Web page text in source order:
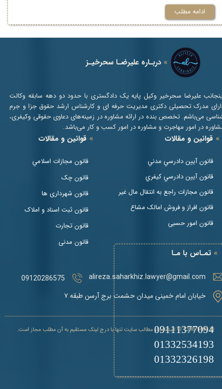
ادامه مطلب
alireza.saharkhiz.lawyer@gmail.com
خیابان امام خمینی میدان حشمت برج آرسن طبقه ۷
09120286575
» تمـاس با مـا
09111377094
01332534193
01332326198
» دربـاره علیرضـا سحرخیـز
علیرضا سحرخیر وکیل پایه یک دادگستری با حدود دو دهه سابقه وکالت
مدرک تحصیلی دکتری مدیریت حرفه ای و کارشناس ارشد حقوق جزا و جرم
می‌باشم. تخصص بنده در ارائه مشاوره در زمینه‌های دعاوی حقوقی و‌کیفری،
در امور مهاجرت و مشاوره در امور کسب و کار می‌باشد.
» قوانین و مقالات
‌قانون آيين دادرسي مدني
قانون آيين دادرسي كيفري
قانون مجازات راجع به انتقال مال غير
قانون افراز و فروش امالک مشاع
قانون امور حسبی
© 1398-1400 © استفاده از مطالب سایت تنها با درج لینک مستقیم به آن مطلب مجاز است.
» قوانین و مقالات
قانون مجازات اسلامي
قانون چک
قانون شهرداری ها
قانون ثبت اسناد و املاک
قانون تجارت
قانون مدنی